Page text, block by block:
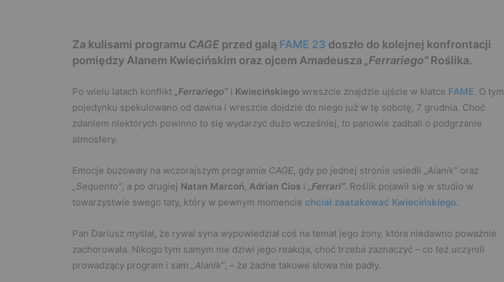
Za kulisami programu CAGE przed galą FAME 23 doszło do kolejnej konfrontacji
pomiędzy Alanem Kwiecińskim oraz ojcem Amadeusza „Ferrariego”Roślika.
Po wielu latach konflikt „Ferrariego” i Kwiecińskiego wreszcie znajdzie ujście w klatce FAME. O tym
pojedynku spekulowano od dawna i wreszcie dojdzie do niego już w tę sobotę, 7 grudnia. Choć
zdaniem niektórych powinno to się wydarzyć dużo wcześniej, to panowie zadbali o podgrzanie
atmosfery.
Emocje buzowały na wczorajszym programie CAGE, gdy po jednej stronie usiedli „Alanik” oraz
„Sequento”, a po drugiej Natan Marcoń, Adrian Cios i „Ferrari”. Roślik pojawił się w studio w
towarzystwie swego taty, który w pewnym momencie chciał zaatakować Kwiecińskiego.
Pan Dariusz myślał, że rywal syna wypowiedział coś na temat jego żony, która niedawno poważnie
zachorowała. Nikogo tym samym nie dziwi jego reakcja, choć trzeba zaznaczyć – co też uczynili
prowadzący program i sam „Alanik”, – że żadne takowe słowa nie padły.